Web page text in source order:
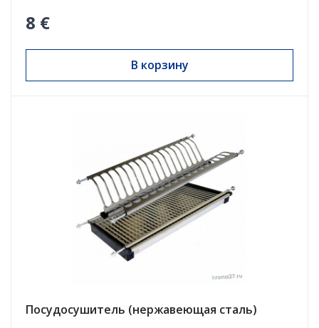
8 €
В корзину
Посудосушитель (нержавеющая сталь)